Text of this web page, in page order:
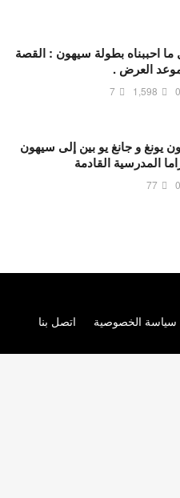
احببناه بطولة سيهون : القصة
العرض .
1,598
7
يونغ و جانغ يو بين إلى سيهون
المدرسية القادمة
77
سياسة الخصوصية اتصل بنا